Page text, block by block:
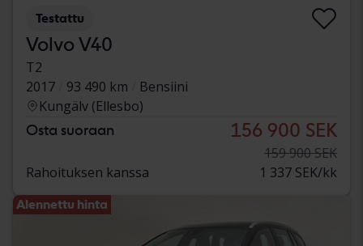
Testattu
Volvo V40
T2
2017
93 490 km
Bensiini
Kungälv (Ellesbo)
Osta suoraan 156 900 SEK
159 900 SEK
Rahoituksen kanssa
1 337 SEK/kk
Alennettu hinta